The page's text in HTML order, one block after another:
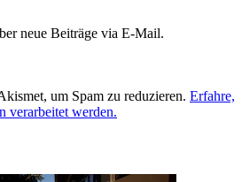
neue Beiträge via E-Mail.
um Spam zu reduzieren. Erfahre,
verarbeitet werden.